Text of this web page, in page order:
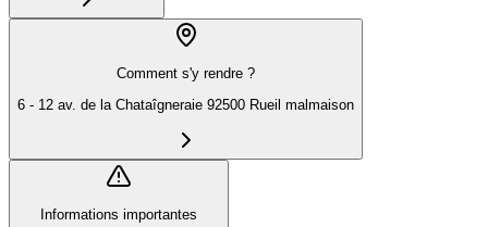
Comment s'y rendre ?
6 - 12 av. de la Chataîgneraie 92500 Rueil malmaison
Informations importantes